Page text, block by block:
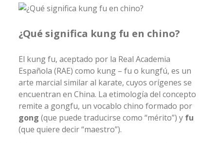
¿Qué significa kung fu en chino?
El kung fu, aceptado por la Real Academia
Española (RAE) como kung – fu o kungfú, es un
arte marcial similar al karate, cuyos orígenes se
encuentran en China. La etimología del concepto
remite a gongfu, un vocablo chino formado por
gong (que puede traducirse como “mérito”) y fu
(que quiere decir “maestro”).